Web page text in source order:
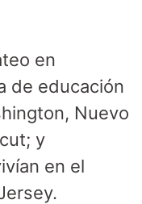
en
de educación
Nuevo
y
en el